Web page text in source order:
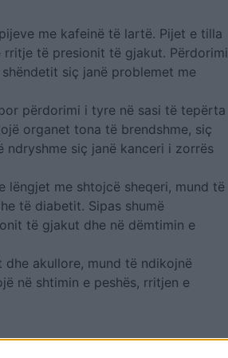
me kafeinë të lartë. Pijet e tilla
të presionit të gjakut. Përdorimi
siç janë problemet me
përdorimi i tyre në sasi të tepërta
organet tona të brendshme, siç
ndryshme siç janë kanceri i zorrës
lëngjet me shtojcë sheqeri, mund të
të diabetit. Sipas shumë
të gjakut dhe në dëmtimin e
akullore, mund të ndikojnë
në shtimin e peshës, rritjen e